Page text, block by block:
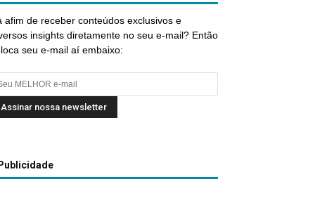
afim de receber conteúdos exclusivos e
insights diretamente no seu e-mail? Então
seu e-mail aí embaixo:
Publicidade